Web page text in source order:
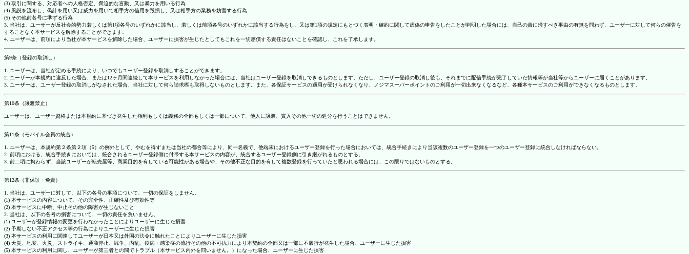
(3) 取引に関する、対応者への人格否定、脅迫的な言動、又は暴力を用いる行為
(4) 風説を流布し、偽計を用い又は威力を用いて相手方の信用を毀損し、又は相手方の業務を妨害する行為
(5) その他前各号に準ずる行為
3. 当社は、ユーザーが反社会的勢力若しくは第1項各号のいずれかに該当し、若しくは前項各号のいずれかに該当する行為をし、又は第1項の規定にもとづく表明・確約に関して虚偽の申告をしたことが判明した場合には、自己の責に帰すべき事由の有無を問わず、ユーザーに対して何らの催告を
することなく本サービスを解除することができます。
4. ユーザーは、前項により当社が本サービスを解除した場合、ユーザーに損害が生じたとしてもこれを一切賠償する責任はないことを確認し、これを了承します。
第9条（登録の取消し）
1. ユーザーは、当社が定める手続により、いつでもユーザー登録を取消しすることができます。
2. ユーザーが本規約に違反した場合、または12ヶ月間連続して本サービスを利用しなかった場合には、当社はユーザー登録を取消しできるものとします。ただし、ユーザー登録の取消し後も、それまでに配信手続が完了していた情報等が当社等からユーザーに届くことがあります。
3. ユーザーは、ユーザー登録の取消しがなされた場合、当社に対して何ら請求権も取得しないものとします。また、各保証サービスの適用が受けられなくなり、ノジマスーパーポイントのご利用が一切出来なくなるなど、各種本サービスのご利用ができなくなるものとします。
第10条（譲渡禁止）
ユーザーは、ユーザー資格または本規約に基づき発生した権利もしくは義務の全部もしくは一部について、他人に譲渡、質入その他一切の処分を行うことはできません。
第11条（モバイル会員の統合）
1. ユーザーは、本規約第２条第２項（5）の例外として、やむを得ずまたは当社の都合等により、同一名義で、他端末におけるユーザー登録を行った場合においては、統合手続きにより当該複数のユーザー登録を一つのユーザー登録に統合しなければならない。
2. 前項における、統合手続きにおいては、統合されるユーザー登録側に付帯する本サービスの内容が、統合するユーザー登録側に引き継がれるものとする。
3. 前二項に拘わらず、当該ユーザーが転売屋等、商業目的を有している可能性がある場合や、その他不正な目的を有して複数登録を行っていたと思われる場合には、この限りではないものとする。
第12条（非保証・免責）
1. 当社は、ユーザーに対して、以下の各号の事項について、一切の保証をしません。
(1) 本サービスの内容について、その完全性、正確性及び有効性等
(2) 本サービスに中断、中止その他の障害が生じないこと
2. 当社は、以下の各号の損害について、一切の責任を負いません。
(1) ユーザーが登録情報の変更を行わなかったことによりユーザーに生じた損害
(2) 予期しない不正アクセス等の行為によりユーザーに生じた損害
(3) 本サービスの利用に関連してユーザーが日本又は外国の法令に触れたことによりユーザーに生じた損害
(4) 天災、地変、火災、ストライキ、通商停止、戦争、内乱、疫病・感染症の流行その他の不可抗力により本契約の全部又は一部に不履行が発生した場合、ユーザーに生じた損害
(5) 本サービスの利用に関し、ユーザーが第三者との間でトラブル（本サービス内外を問いません。）になった場合、ユーザーに生じた損害